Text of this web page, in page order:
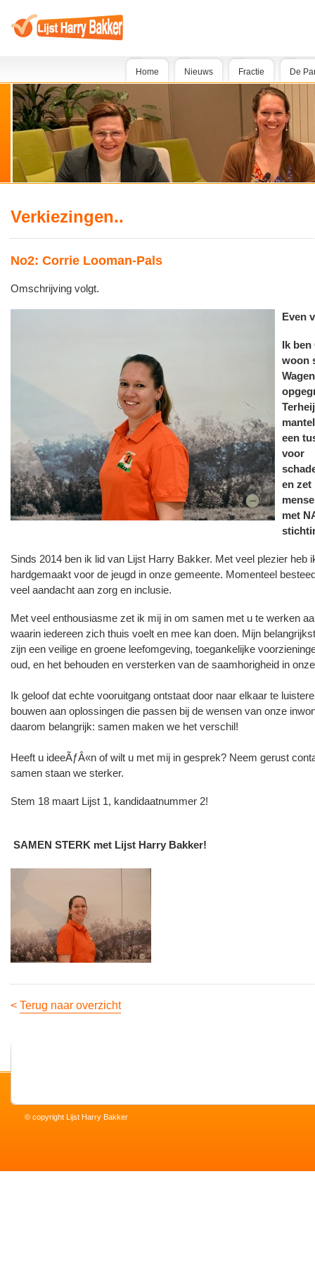
Home Nieuws Fractie De
Verkiezingen..
No2: Corrie Looman-Pals
Omschrijving volgt.
Even
Ik ben
woon
een
voor
en zet
met
Sinds 2014 ben ik lid van Lijst Harry Bakker. Met veel plezier heb
hardgemaakt voor de jeugd in onze gemeente. Momenteel
veel aandacht aan zorg en inclusie.
Met veel enthousiasme zet ik mij in om samen met u te werken
waarin iedereen zich thuis voelt en mee kan doen. Mijn
zijn een veilige en groene leefomgeving, toegankelijke
oud, en het behouden en versterken van de saamhorigheid in
Ik geloof dat echte vooruitgang ontstaat door naar elkaar te
bouwen aan oplossingen die passen bij de wensen van onze
daarom belangrijk: samen maken we het verschil!
Heeft u ideeÃƒÂ«n of wilt u met mij in gesprek? Neem gerust
samen staan we sterker.
Stem 18 maart Lijst 1, kandidaatnummer 2!
SAMEN STERK met Lijst Harry Bakker!
< Terug naar overzicht
© copyright Lijst Harry Bakker